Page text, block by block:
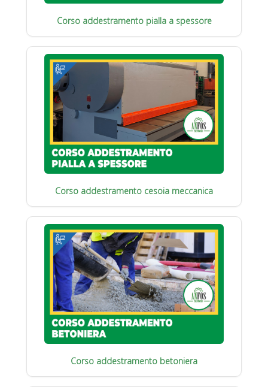
Corso addestramento pialla a spessore
Corso addestramento cesoia meccanica
Corso addestramento betoniera